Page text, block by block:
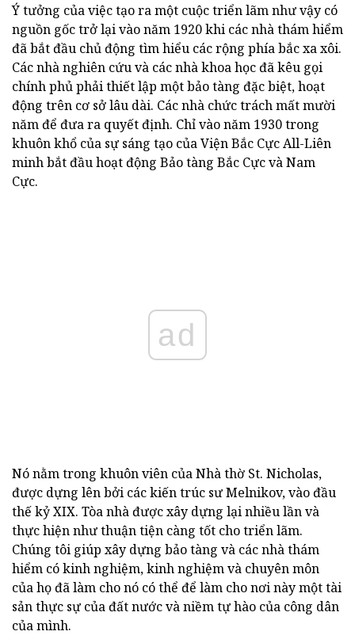
Ý tưởng của việc tạo ra một cuộc triển lãm như vậy có
nguồn gốc trở lại vào năm 1920 khi các nhà thám hiểm
đã bắt đầu chủ động tìm hiểu các rộng phía bắc xa xôi.
Các nhà nghiên cứu và các nhà khoa học đã kêu gọi
chính phủ phải thiết lập một bảo tàng đặc biệt, hoạt
động trên cơ sở lâu dài. Các nhà chức trách mất mười
năm để đưa ra quyết định. Chỉ vào năm 1930 trong
khuôn khổ của sự sáng tạo của Viện Bắc Cực All-Liên
minh bắt đầu hoạt động Bảo tàng Bắc Cực và Nam
Cực.
ad
Nó nằm trong khuôn viên của Nhà thờ St. Nicholas,
được dựng lên bởi các kiến trúc sư Melnikov, vào đầu
thế kỷ XIX. Tòa nhà được xây dựng lại nhiều lần và
thực hiện như thuận tiện càng tốt cho triển lãm.
Chúng tôi giúp xây dựng bảo tàng và các nhà thám
hiểm có kinh nghiệm, kinh nghiệm và chuyên môn
của họ đã làm cho nó có thể để làm cho nơi này một tài
sản thực sự của đất nước và niềm tự hào của công dân
của mình.